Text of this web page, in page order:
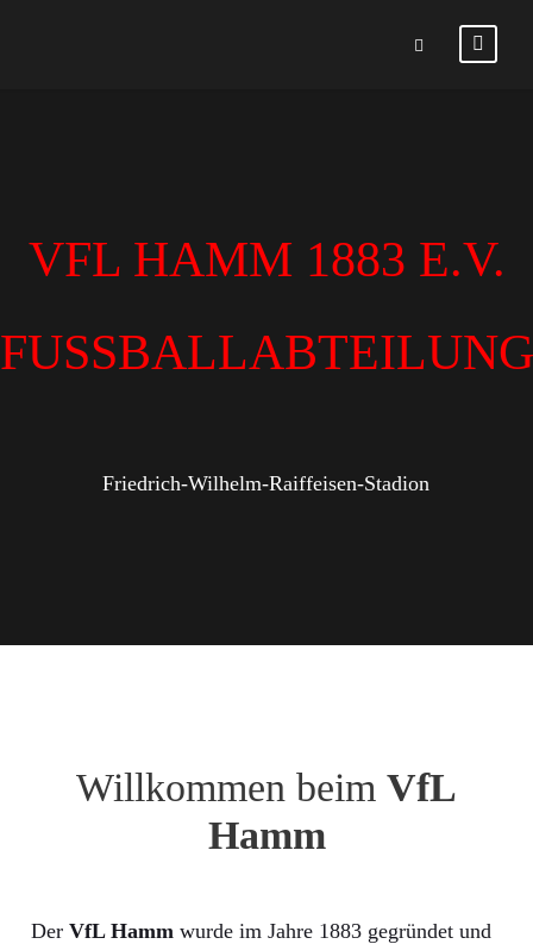
VFL HAMM 1883 E.V.
FUSSBALLABTEILUNG
Friedrich-Wilhelm-Raiffeisen-Stadion
Willkommen beim VfL
Hamm
Der VfL Hamm wurde im Jahre 1883 gegründet und